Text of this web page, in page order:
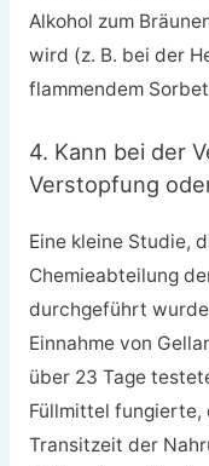
Alkohol zum
wird (z. B. bei der
flammendem
4. Kann bei der
Verstopfung
Eine kleine Studie,
Chemieabteilung
durchgeführt
Einnahme von
über 23 Tage
Füllmittel fungierte,
Transitzeit der